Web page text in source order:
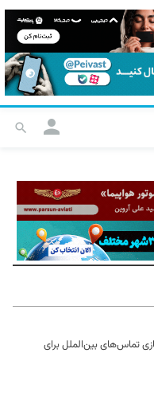
تماس‌های بین‌الملل برای